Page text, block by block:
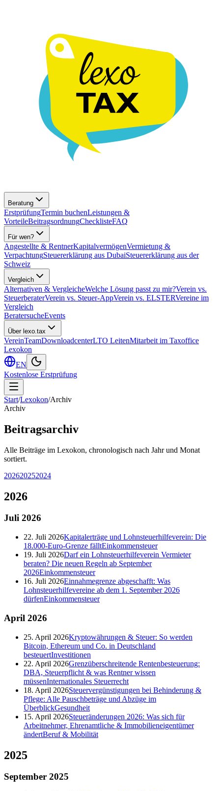
Beratung
ErstprüfungTermin buchenLeistungen &
VorteileBeitragsordnungChecklisteFAQ
Für wen?
Angestellte & RentnerKapitalvermögenVermietung &
VerpachtungSteuererklärung aus DubaiSteuererklärung aus der
Schweiz
Vergleich
Alternativen & VergleicheWelche Lösung passt zu mir?Verein vs.
SteuerberaterVerein vs. Steuer-AppVerein vs. ELSTERVereine im
Vergleich
BeratersucheEvents
Über lexo.tax
VereinTeamDownloadcenterLTO LeitenMitarbeit im Taxoffice
Lexokon
EN
Kostenlose Erstprüfung
Start/Lexokon/Archiv
Archiv
Beitragsarchiv
Alle Beiträge im Lexokon, chronologisch nach Jahr und Monat
sortiert.
202620252024
2026
Juli 2026
22. Juli 2026Kapitalerträge und Lohnsteuerhilfeverein: Die
18.000-Euro-Grenze fälltEinkommensteuer
19. Juli 2026Darf ein Lohnsteuerhilfeverein Vermieter
beraten? Die neuen Regeln ab September
2026Einkommensteuer
16. Juli 2026Einnahmegrenze abgeschafft: Was
Lohnsteuerhilfevereine ab dem 1. September 2026
dürfenEinkommensteuer
April 2026
25. April 2026Kryptowährungen & Steuer: So werden
Bitcoin, Ethereum und Co. in Deutschland
besteuertInvestitionen
22. April 2026Grenzüberschreitende Rentenbesteuerung:
DBA, Steuerpflicht & was Rentner wissen
müssenInternationales Steuerrecht
18. April 2026Steuervergünstigungen bei Behinderung &
Pflege: Alle Pauschbeträge und Abzüge im
ÜberblickGesundheit
15. April 2026Steueränderungen 2026: Was sich für
Arbeitnehmer, Ehrenamtliche & Immobilieneigentümer
ändertBeruf & Mobilität
2025
September 2025